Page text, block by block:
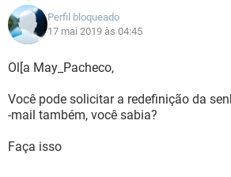
Perfil bloqueado
17 mai 2019 às 04:45
Ol[a May_Pacheco,
Você pode solicitar a redefinição da
-mail também, você sabia?
Faça isso